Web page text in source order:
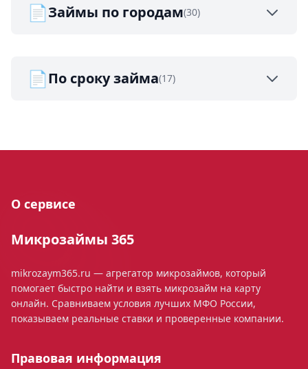
📄Займы по городам(30)
📄По сроку займа(17)
О сервисе
Микрозаймы 365
mikrozaym365.ru — агрегатор микрозаймов, который
помогает быстро найти и взять микрозайм на карту
онлайн. Сравниваем условия лучших МФО России,
показываем реальные ставки и проверенные компании.
Правовая информация